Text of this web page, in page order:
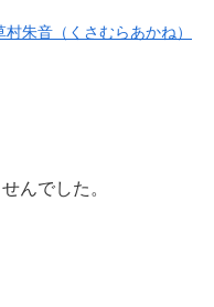
村朱音（くさむらあかね）
んでした。